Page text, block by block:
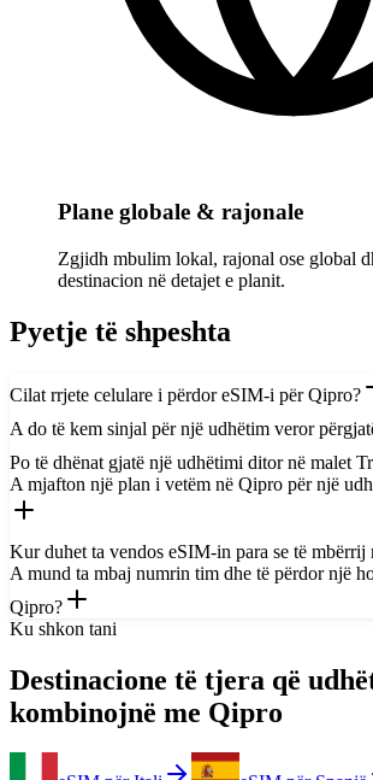
Plane globale & rajonale
Zgjidh mbulim lokal, rajonal ose global
destinacion në detajet e planit.
Pyetje të shpeshta
Cilat rrjete celulare i përdor eSIM-i për Qipro?
A do të kem sinjal për një udhëtim veror
Po të dhënat gjatë një udhëtimi ditor në malet
A mjafton një plan i vetëm në Qipro për një
Kur duhet ta vendos eSIM-in para se të mbërrij
A mund ta mbaj numrin tim dhe të përdor një
Qipro?
Ku shkon tani
Destinacione të tjera që
kombinojnë me Qipro